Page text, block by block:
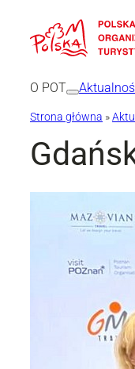
O POT
Strona główna »